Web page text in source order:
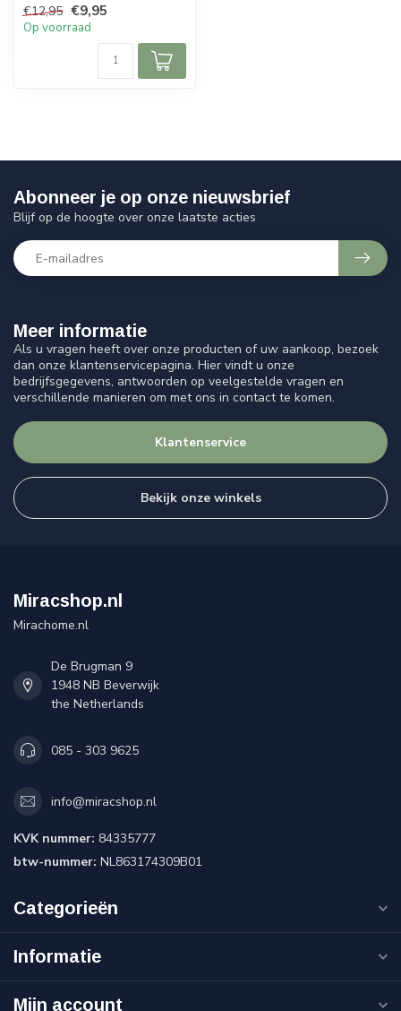
€12,95 €9,95
Op voorraad
Meer informatie
Als u vragen heeft over onze producten of uw aankoop, bezoek
dan onze klantenservicepagina. Hier vindt u onze
bedrijfsgegevens, antwoorden op veelgestelde vragen en
verschillende manieren om met ons in contact te komen.
Klantenservice
Bekijk onze winkels
Abonneer je op onze nieuwsbrief
Blijf op de hoogte over onze laatste acties
Miracshop.nl
Mirachome.nl
De Brugman 9
1948 NB Beverwijk
the Netherlands
085 - 303 9625
info@miracshop.nl
KVK nummer: 84335777
btw-nummer: NL863174309B01
Categorieën
Informatie
Mijn account